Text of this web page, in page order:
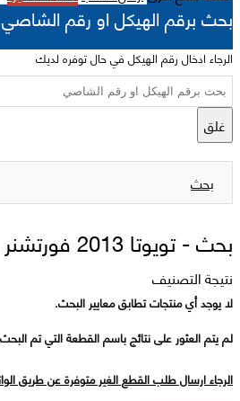
بحث برقم الهيكل او رقم الشاصي
الرجاء ادخال رقم الهيكل في حال توفره لديك
غلق
بحث
بحث -تويوتا 2013 فورتشنر علبة دركسون كاملة
نتيجة التصنيف
لا يوجد أي منتجات تطابق معايير البحث.
لم يتم العثور على نتائج باسم القطعة التي تم
الرجاء ارسال طلب القطع الغير متوفرة عن طريق